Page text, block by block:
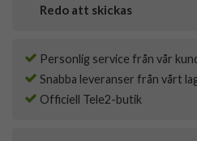
Redo att skickas
Personlig service från vår
Snabba leveranser från vårt
Officiell Tele2-butik